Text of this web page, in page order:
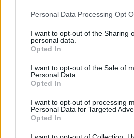
Please note that this website/app
not limited to your visit or usage
grant or deny consent to Google and
use your data for below specified
consent section.
Personal Data Processing Opt
I want to opt-out of the Sharing
personal data.
Opted In
I want to opt-out of the Sale of
Personal Data.
Opted In
I want to opt-out of processing
Personal Data for Targeted
Opted In